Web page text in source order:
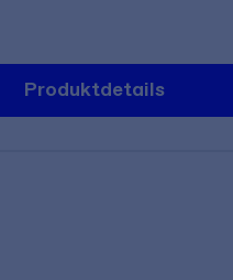
Produktdetails